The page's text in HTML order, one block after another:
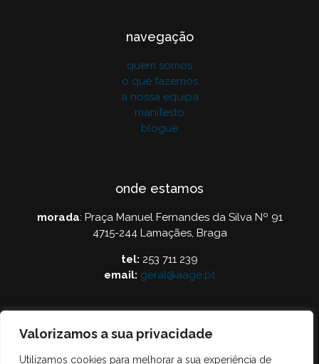
Valorizamos a sua privacidade
Utilizamos cookies para melhorar a sua experiência de
navegação
quem somos
o que fazemos
a nossa equipa
manifesto
blogue
onde estamos
morada: Praça Manuel Fernandes da Silva Nº 91
4715-244 Lamaçães, Braga
tel: 253 711 239
email: geral@aage.pt